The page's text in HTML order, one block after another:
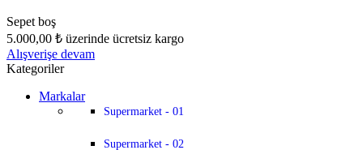
Sepet boş
5.000,00 ₺ üzerinde ücretsiz kargo
Alışverişe devam
Kategoriler
Markalar
Supermarket - 01
Supermarket - 02